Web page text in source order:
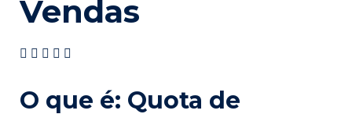
Vendas
O que é: Quota de